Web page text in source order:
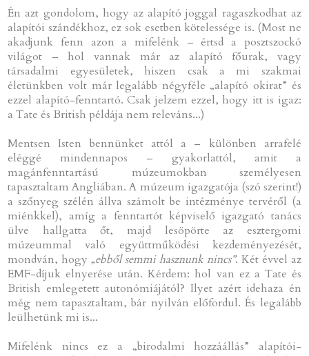
Én azt gondolom, hogy az alapító joggal ragaszkodhat az
alapítói szándékhoz, ez sok esetben kötelessége is. (Most ne
akadjunk fenn azon a mifelénk – értsd a posztszockó
világot – hol vannak már az alapító főurak, vagy
társadalmi egyesületek, hiszen csak a mi szakmai
életünkben volt már legalább négyféle „alapító okirat” és
ezzel alapító-fenntartó. Csak jelzem ezzel, hogy itt is igaz:
a Tate és British példája nem releváns...)
Mentsen Isten bennünket attól a – különben arrafelé
eléggé mindennapos – gyakorlattól, amit a
magánfenntartású múzeumokban személyesen
tapasztaltam Angliában. A múzeum igazgatója (szó szerint!)
a szőnyeg szélén állva számolt be intézménye tervéről (a
miénkkel), amíg a fenntartót képviselő igazgató tanács
ülve hallgatta őt, majd lesöpörte az esztergomi
múzeummal való együttműködési kezdeményezését,
mondván, hogy„ebből semmi hasznunk nincs”. Két évvel az
EMF-díjuk elnyerése után. Kérdem: hol van ez a Tate és
British emlegetett autonómiájától? Ilyet azért idehaza én
még nem tapasztaltam, bár nyilván előfordul. És legalább
leülhetünk mi is...
Mifelénk nincs ez a „birodalmi hozzáállás” alapítói-